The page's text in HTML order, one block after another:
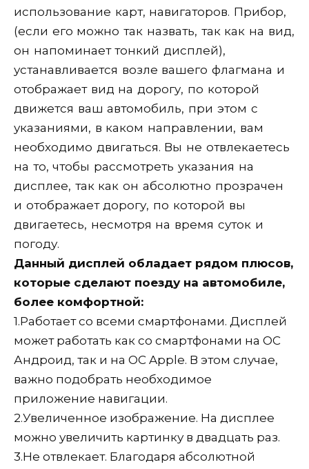
использование карт, навигаторов. Прибор,
(если его можно так назвать, так как на вид,
он напоминает тонкий дисплей),
устанавливается возле вашего флагмана и
отображает вид на дорогу, по которой
движется ваш автомобиль, при этом с
указаниями, в каком направлении, вам
необходимо двигаться. Вы не отвлекаетесь
на то, чтобы рассмотреть указания на
дисплее, так как он абсолютно прозрачен
и отображает дорогу, по которой вы
двигаетесь, несмотря на время суток и
погоду.
Данный дисплей обладает рядом плюсов,
которые сделают поезду на автомобиле,
более комфортной:
1.Работает со всеми смартфонами. Дисплей
может работать как со смартфонами на ОС
Андроид, так и на ОС Apple. В этом случае,
важно подобрать необходимое
приложение навигации.
2.Увеличенное изображение. На дисплее
можно увеличить картинку в двадцать раз.
3.Не отвлекает. Благодаря абсолютной